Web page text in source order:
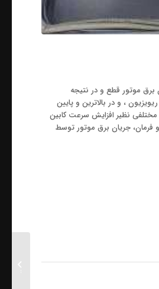
برق موتور قطع و در نتیجه
، و در بالاترین و پایین
مختلفی نظیر افزایش سرعت کابین
فرمان، جریان برق موتور توسط
متروی
ساختمان